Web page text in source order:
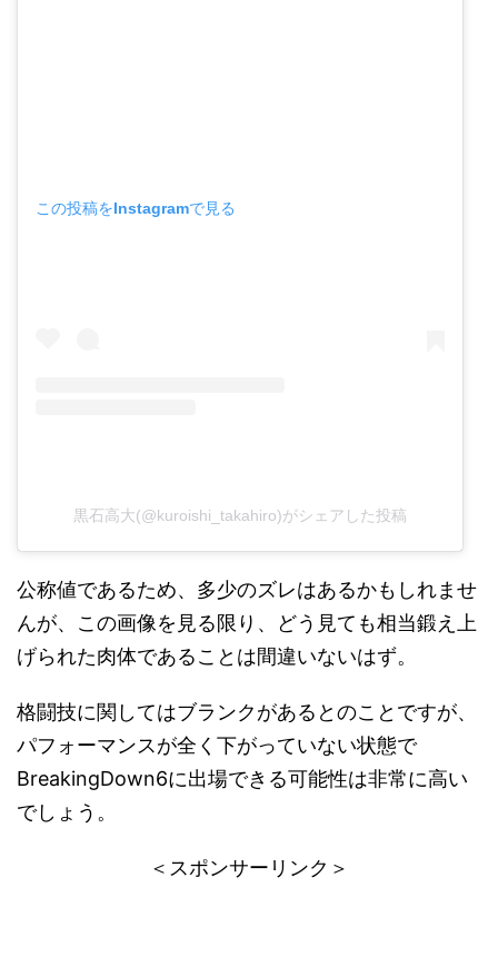
この投稿をInstagramで見る
黒石高大(@kuroishi_takahiro)がシェアした投稿
公称値であるため、多少のズレはあるかもしれませ
んが、この画像を見る限り、どう見ても相当鍛え上
げられた肉体であることは間違いないはず。
格闘技に関してはブランクがあるとのことですが、
パフォーマンスが全く下がっていない状態で
BreakingDown6に出場できる可能性は非常に高い
でしょう。
＜スポンサーリンク＞